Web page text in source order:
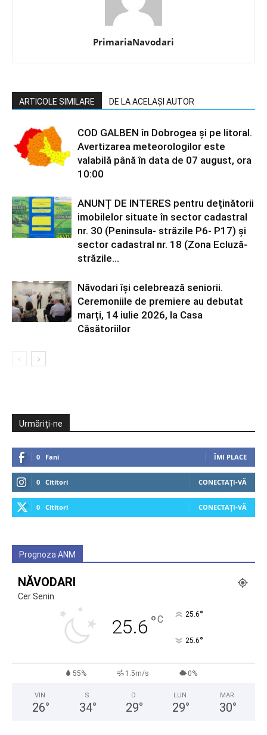
PrimariaNavodari
ARTICOLE SIMILARE DE LA ACELAȘI AUTOR
COD GALBEN în Dobrogea și pe litoral.
Avertizarea meteorologilor este
valabilă până în data de 07 august, ora
10:00
ANUNȚ DE INTERES pentru deținătorii
imobilelor situate în sector cadastral
nr. 30 (Peninsula- străzile P6- P17) și
sector cadastral nr. 18 (Zona Ecluză-
străzile...
Năvodari își celebrează seniorii.
Ceremoniile de premiere au debutat
marți, 14 iulie 2026, la Casa
Căsătoriilor
Urmăriți-ne
0 Fani ÎMI PLACE
0 Cititori CONECTAȚI-VĂ
0 Cititori CONECTAȚI-VĂ
Prognoza ANM
NĂVODARI
Cer Senin
25.6 °C 25.6°
25.6°
55% 1.5m/s 0%
VIN
26°
S
34°
D
29°
LUN
29°
MAR
30°